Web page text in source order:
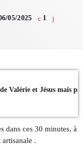
05/2025 1
Valérie et Jésus mais
dans ces 30 minutes, à
.